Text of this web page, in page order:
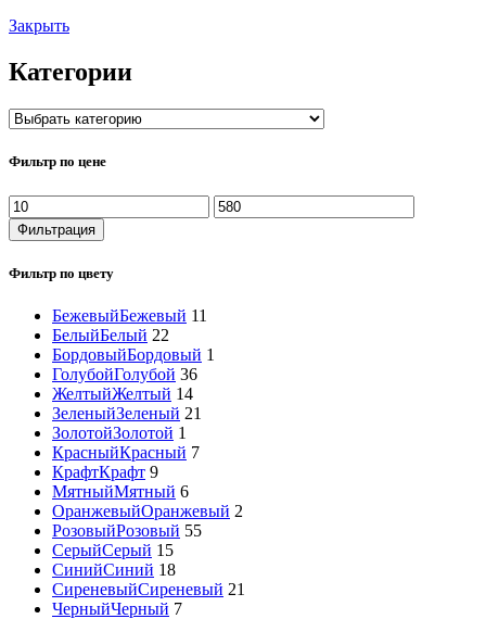
Закрыть
Категории
Фильтр по цене
Минимальная
цена
Максимальная
цена
Фильтрация
Фильтр по цвету
БежевыйБежевый 11
БелыйБелый 22
БордовыйБордовый 1
ГолубойГолубой 36
ЖелтыйЖелтый 14
ЗеленыйЗеленый 21
ЗолотойЗолотой 1
КрасныйКрасный 7
КрафтКрафт 9
МятныйМятный 6
ОранжевыйОранжевый 2
РозовыйРозовый 55
СерыйСерый 15
СинийСиний 18
СиреневыйСиреневый 21
ЧерныйЧерный 7